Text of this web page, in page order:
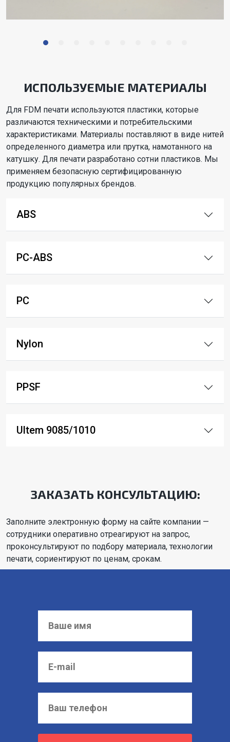
ИСПОЛЬЗУЕМЫЕ МАТЕРИАЛЫ
Для FDM печати используются пластики, которые
различаются техническими и потребительскими
характеристиками. Материалы поставляют в виде нитей
определенного диаметра или прутка, намотанного на
катушку. Для печати разработано сотни пластиков. Мы
применяем безопасную сертифицированную
продукцию популярных брендов.
ABS
PC-ABS
PC
Nylon
PPSF
Ultem 9085/1010
ЗАКАЗАТЬ КОНСУЛЬТАЦИЮ:
Заполните электронную форму на сайте компании —
сотрудники оперативно отреагируют на запрос,
проконсультируют по подбору материала, технологии
печати, сориентируют по ценам, срокам.